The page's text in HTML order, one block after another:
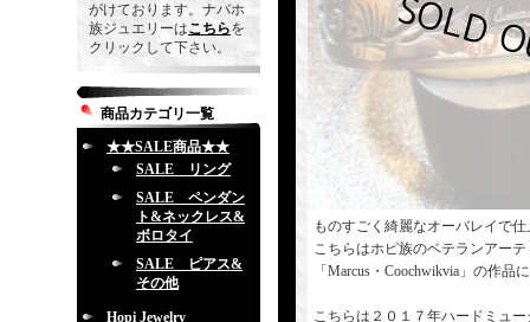
がけております。ナバホ
族ジュエリーはこちらを
クリックして下さい。
商品カテゴリ一覧
★★SALE商品★★
SALE リング
SALE ペンダン
ト&ネックレス&
ボロタイ
SALE ピアス&
その他
Hopi Jewelry
ものすごく綺麗なオーバレイで
こちらはホピ族のベテランアー
「Marcus・Coochwikvia」の作品
こちらは２０１７年ハードミュ